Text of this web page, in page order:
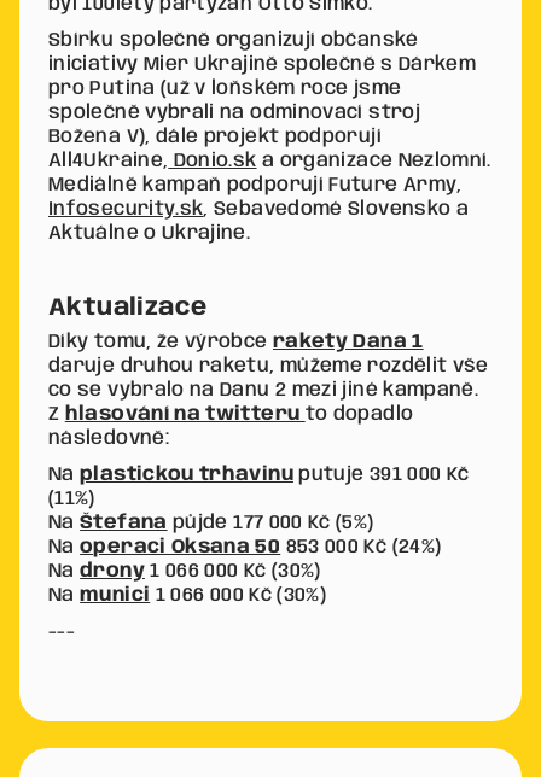
byl 100letý partyzán Otto Šimko.
Sbírku společně organizují občanské
iniciativy Mier Ukrajině společně s Dárkem
pro Putina (už v loňském roce jsme
společně vybrali na odminovací stroj
Božena V), dále projekt podporují
All4Ukraine, Donio.sk a organizace Nezlomní.
Mediálně kampaň podporují Future Army,
Infosecurity.sk, Sebavedomé Slovensko a
Aktuálne o Ukrajine.
Aktualizace
Díky tomu, že výrobce rakety Dana 1
daruje druhou raketu, můžeme rozdělit vše
co se vybralo na Danu 2 mezi jiné kampaně.
Z hlasování na twitteru to dopadlo
následovně:
Naplastickou trhavinuputuje 391 000 Kč
(11%)
NaŠtefana půjde 177 000 Kč (5%)
Naoperaci Oksana 50 853 000 Kč (24%)
Nadrony1 066 000 Kč (30%)
Namunici 1 066 000 Kč (30%)
---